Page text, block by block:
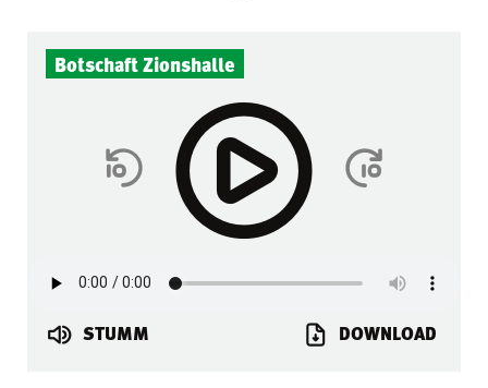
Botschaft Zionshalle
STUMM DOWNLOAD